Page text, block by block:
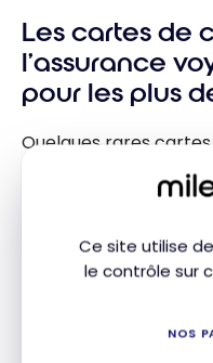
Ce site utilise
le contrôle sur
NOS
droits et
compensations
Les cartes de
l’assurance
pour les plus
Quelques rares
solutions pratiques,
et de souscrire à une
Carte World
Carte
couvrent